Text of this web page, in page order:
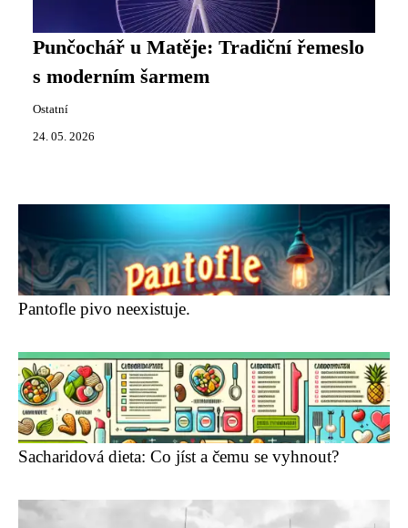
Punčochář u Matěje: Tradiční řemeslo
s moderním šarmem
Ostatní
24. 05. 2026
Pantofle pivo neexistuje.
Sacharidová dieta: Co jíst a čemu se vyhnout?